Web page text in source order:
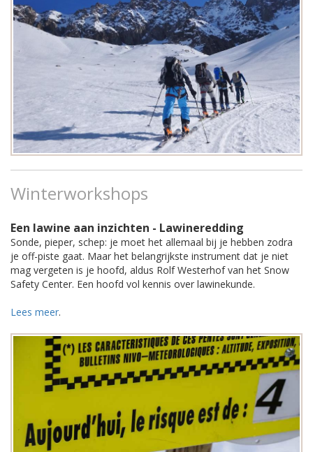
Winterworkshops
Een lawine aan inzichten - Lawineredding
Sonde, pieper, schep: je moet het allemaal bij je hebben zodra
je off-piste gaat. Maar het belangrijkste instrument dat je niet
mag vergeten is je hoofd, aldus Rolf Westerhof van het Snow
Safety Center. Een hoofd vol kennis over lawinekunde.
Lees meer.